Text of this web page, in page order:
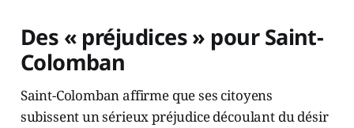
Des « préjudices » pour Saint-
Colomban
Saint-Colomban affirme que ses citoyens
subissent un sérieux préjudice découlant du désir